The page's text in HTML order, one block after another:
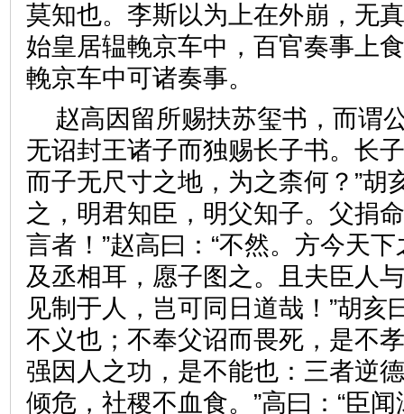
莫知也。李斯以为上在外崩，无
始皇居辒輓京车中，百官奏事上
輓京车中可诸奏事。
赵高因留所赐扶苏玺书，而谓
无诏封王诸子而独赐长子书。长
而子无尺寸之地，为之柰何？”胡
之，明君知臣，明父知子。父捐
言者！”赵高曰：“不然。方今天
及丞相耳，愿子图之。且夫臣人
见制于人，岂可同日道哉！”胡亥
不义也；不奉父诏而畏死，是不
强因人之功，是不能也：三者逆
倾危，社稷不血食。”高曰：“臣